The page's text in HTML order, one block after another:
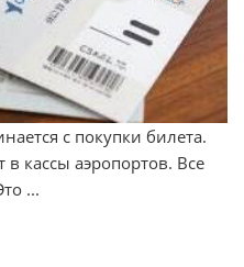
с покупки билета.
кассы аэропортов. Все
...